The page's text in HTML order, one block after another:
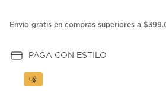
en
Envío gratis en compras superiores a
PAGA CON ESTILO